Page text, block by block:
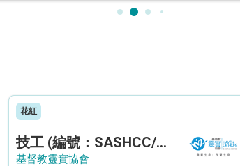
花紅
技工 (編號：SASHCC/A/CTE)
基督教靈實協會